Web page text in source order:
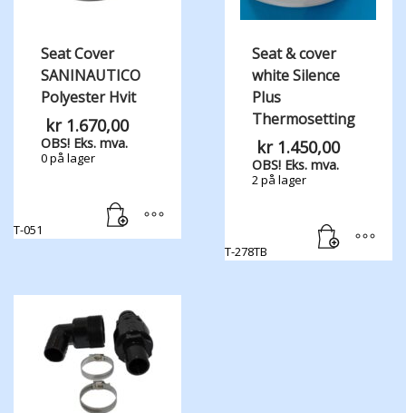
Seat Cover
SANINAUTICO
Polyester Hvit
kr1.670,00
OBS! Eks. mva.
0 på lager
T-051
Seat & cover
white Silence
Plus
Thermosetting
kr1.450,00
OBS! Eks. mva.
2 på lager
T-278TB